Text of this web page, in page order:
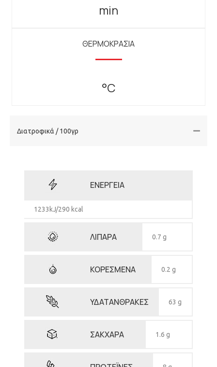
min
ΘΕΡΜΟΚΡΑΣΙΑ
°C
Διατροφικά / 100γρ
ΕΝΕΡΓΕΙΑ
1233kJ/290 kcal
ΛΙΠΑΡΑ 0.7 g
ΚΟΡΕΣΜΕΝΑ 0.2 g
ΥΔΑΤΑΝΘΡΑΚΕΣ 63 g
ΣΑΚΧΑΡΑ 1.6 g